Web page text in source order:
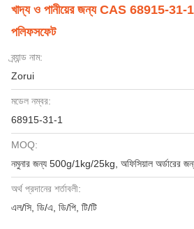
খাদ্য ও পানীয়ের জন্য CAS 68915-31-
পলিফসফেট
ব্র্যান্ড নাম:
Zorui
মডেল নম্বর:
68915-31-1
MOQ:
নমুনার জন্য 500g/1kg/25kg, অফিসিয়াল অর্ডারের
অর্থ প্রদানের শর্তাবলী:
এল/সি, ডি/এ, ডি/পি, টি/টি